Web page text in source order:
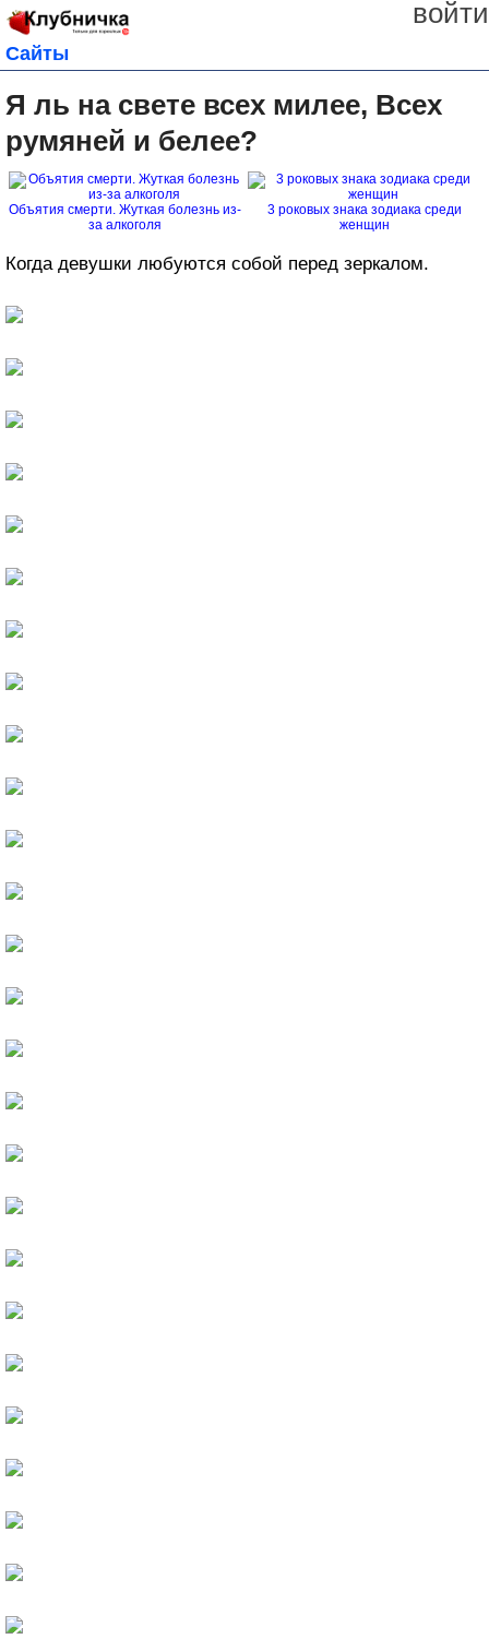
войти
Сайты
Я ль на свете всех милее, Всех
румяней и белее?
Объятия смерти. Жуткая болезнь из-
за алкоголя
3 роковых знака зодиака среди
женщин
Когда девушки любуются собой перед зеркалом.